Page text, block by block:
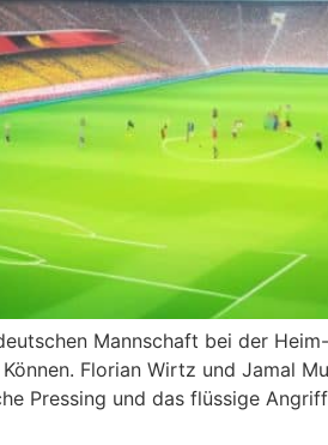
Mannschaft bei der
Florian Wirtz und Jamal
Pressing und das flüssige